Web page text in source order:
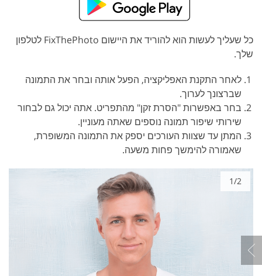
כל שעליך לעשות הוא להוריד את היישום FixThePhoto לטלפון
שלך.
לאחר התקנת האפליקציה, הפעל אותה ובחר את התמונה
שברצונך לערוך.
בחר באפשרות "הסרת זקן" מהתפריט. אתה יכול גם לבחור
שירותי שיפור תמונה נוספים שאתה מעוניין.
המתן עד שצוות העורכים יספק את התמונה המשופרת,
שאמורה להימשך פחות משעה.
1/2